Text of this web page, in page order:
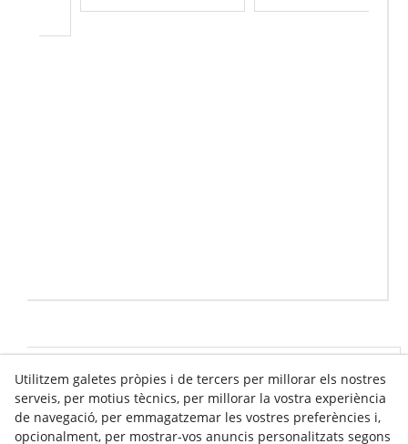
Info venda online
Utilitzem galetes pròpies i de tercers per millorar els nostres
serveis, per motius tècnics, per millorar la vostra experiència
de navegació, per emmagatzemar les vostres preferències i,
opcionalment, per mostrar-vos anuncis personalitzats segons